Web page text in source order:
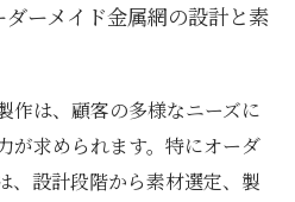
ーメイド金属網の設計と素
作は、顧客の多様なニーズに
が求められます。特にオーダ
、設計段階から素材選定、製